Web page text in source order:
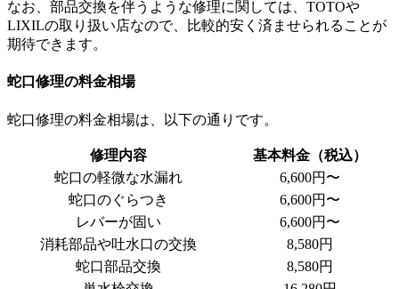
なお、部品交換を伴うような修理に関しては、TOTOや
LIXILの取り扱い店なので、比較的安く済ませられることが
期待できます。
蛇口修理の料金相場
蛇口修理の料金相場は、以下の通りです。
修理内容
基本料金（税込）
蛇口の軽微な水漏れ
6,600円〜
蛇口のぐらつき
6,600円〜
レバーが固い
6,600円〜
消耗部品や吐水口の交換
8,580円
蛇口部品交換
8,580円